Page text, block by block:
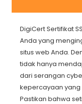
DigiCert Sertifikat
Anda yang
situs web Anda.
tidak hanya
dari serangan
kepercayaan
Pastikan bahwa